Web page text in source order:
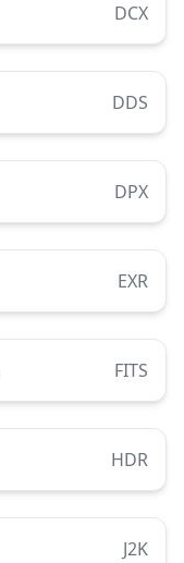
DCX
DDS
DPX
EXR
FITS
HDR
J2K